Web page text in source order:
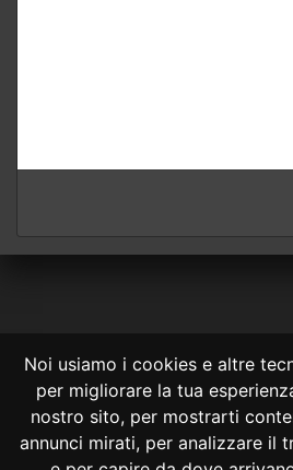
Noi usiamo i cookies e altre
per migliorare la tua
nostro sito, per mostrarti
annunci mirati, per analizzare il
CONSULTA ONLINE DAL
Consulta OnLine non ha prodotto e non è
le informazioni legali di